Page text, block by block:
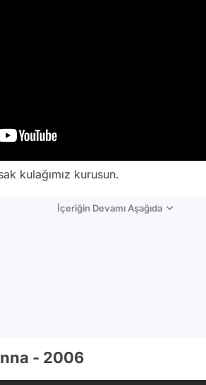
kulağımız kurusun.
İçeriğin Devamı Aşağıda
- 2006